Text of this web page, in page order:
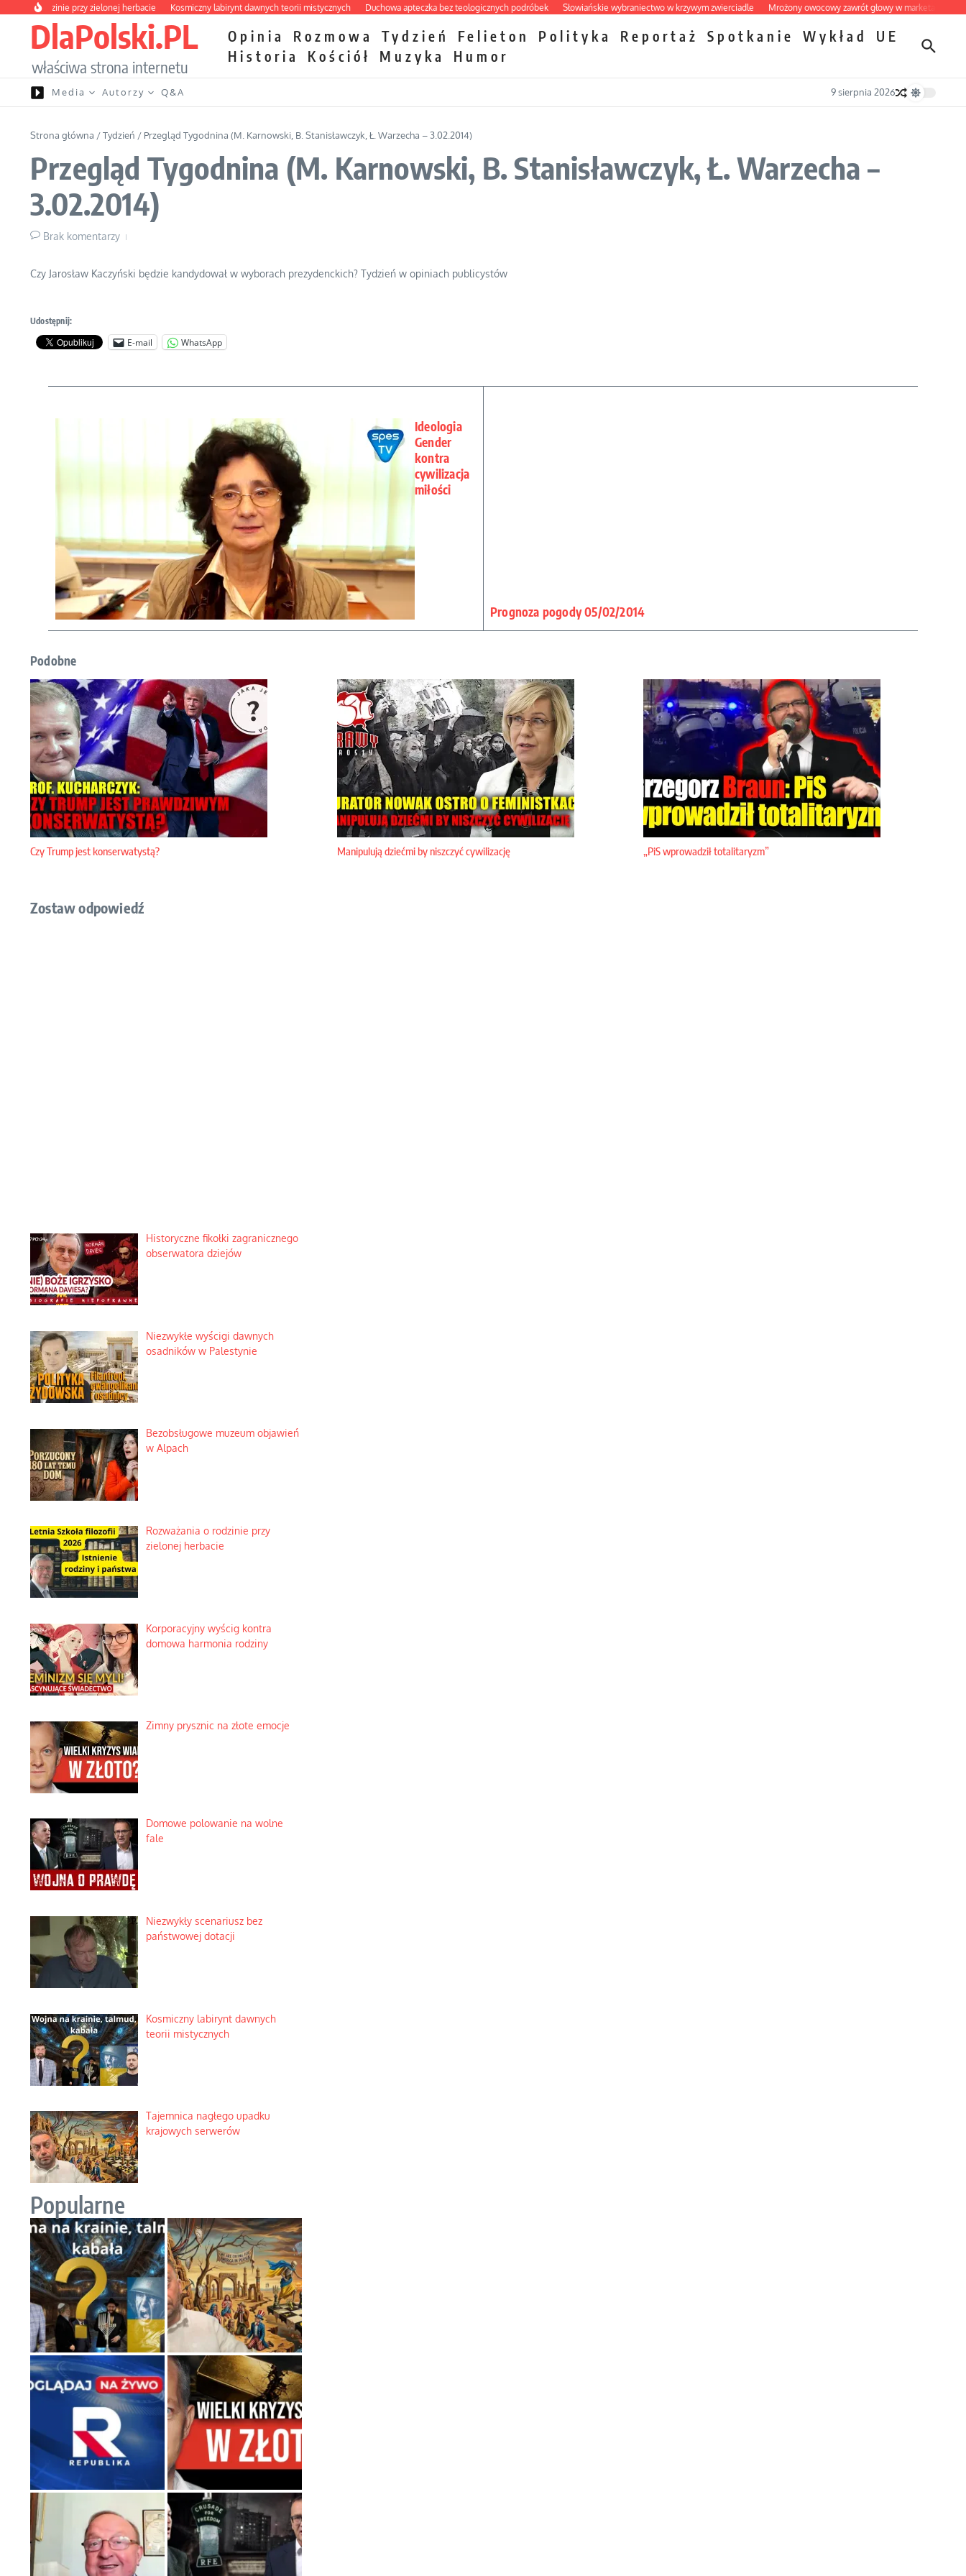
Przejdź do treści
o rodzinie przy zielonej herbacie Kosmiczny labirynt dawnych teorii mistycznych Duchowa apteczka bez teologicznych podróbek Słowiańskie wybraniectwo w krzywym zwierciadle Mrożony owocowy zawrót głowy w marketach
DlaPolski.PL
właściwa strona internetu
Opinia Rozmowa Tydzień Felieton Polityka Reportaż Spotkanie Wykład
UE
Historia
Kościół Muzyka Humor
Media Autorzy Q&A 9 sierpnia 2026
Strona główna /Tydzień / Przegląd Tygodnina (M. Karnowski, B. Stanisławczyk, Ł. Warzecha – 3.02.2014)
Przegląd Tygodnina (M. Karnowski, B. Stanisławczyk, Ł. Warzecha –
3.02.2014)
Brak komentarzy
Czy Jarosław Kaczyński będzie kandydował w wyborach prezydenckich? Tydzień w opiniach publicystów
Udostępnij:
E-mail WhatsApp
Ideologia
Gender
kontra
cywilizacja
miłości
Prognoza pogody 05/02/2014
Podobne
Czy Trump jest konserwatystą? Manipulują dziećmi by niszczyć cywilizację „PiS wprowadził totalitaryzm”
Zostaw odpowiedź
Historyczne fikołki zagranicznego
obserwatora dziejów
Niezwykłe wyścigi dawnych
osadników w Palestynie
Bezobsługowe muzeum objawień
w Alpach
Rozważania o rodzinie przy
zielonej herbacie
Korporacyjny wyścig kontra
domowa harmonia rodziny
Zimny prysznic na złote emocje
Domowe polowanie na wolne
fale
Niezwykły scenariusz bez
państwowej dotacji
Kosmiczny labirynt dawnych
teorii mistycznych
Tajemnica nagłego upadku
krajowych serwerów
Popularne